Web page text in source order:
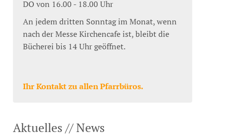
DO von 16.00 - 18.00 Uhr
An jedem dritten Sonntag im Monat, wenn
nach der Messe Kirchencafe ist, bleibt die
Bücherei bis 14 Uhr geöffnet.
Ihr Kontakt zu allen Pfarrbüros.
Aktuelles // News